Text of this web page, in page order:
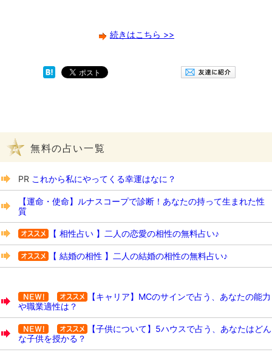
続きはこちら >>
無料の占い一覧
PR これから私にやってくる幸運はなに？
【運命・使命】ルナスコープで診断！あなたの持って生まれた性
質
【 相性占い 】二人の恋愛の相性の無料占い♪
【 結婚の相性 】二人の結婚の相性の無料占い♪
【キャリア】MCのサインで占う、あなたの能力
や職業適性は？
【子供について】5ハウスで占う、あなたはどん
な子供を授かる？